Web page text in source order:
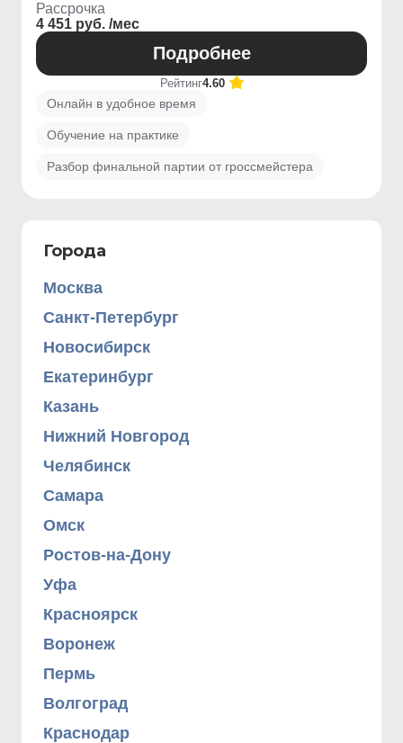
Рассрочка
4 451 руб. /мес
Подробнее
Рейтинг4.60
Онлайн в удобное время
Обучение на практике
Разбор финальной партии от гроссмейстера
Города
Москва
Санкт-Петербург
Новосибирск
Екатеринбург
Казань
Нижний Новгород
Челябинск
Самара
Омск
Ростов-на-Дону
Уфа
Красноярск
Воронеж
Пермь
Волгоград
Краснодар